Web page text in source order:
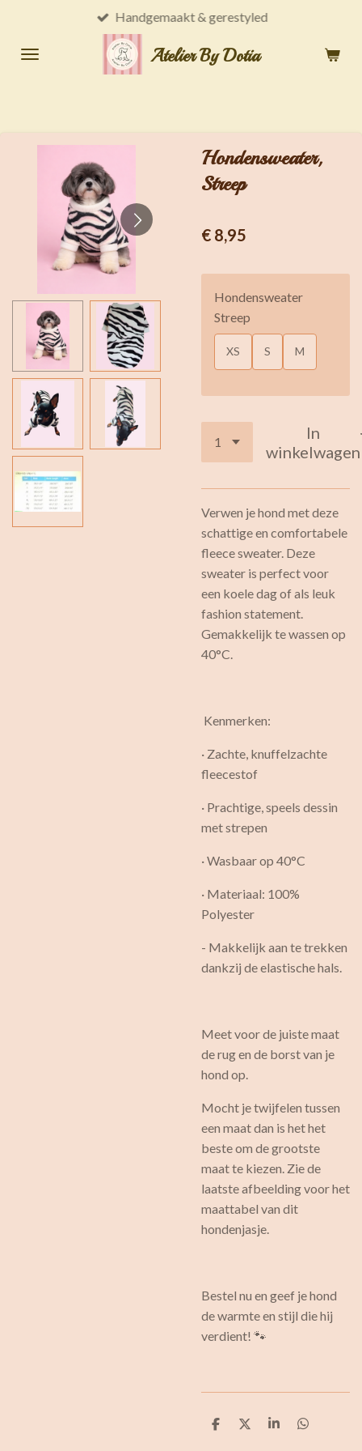
naar
Atelier By Dotia
Handgemaakt & gerestyled
Hondensweater,
Streep
€ 8,95
Hondensweater
Streep
XS S M
In
winkelwagen
Verwen je hond met deze
schattige en comfortabele
fleece sweater. Deze
sweater is perfect voor
een koele dag of als leuk
fashion statement.
Gemakkelijk te wassen op
40°C.
Kenmerken:
· Zachte, knuffelzachte
fleecestof
· Prachtige, speels dessin
met strepen
· Wasbaar op 40°C
· Materiaal: 100%
Polyester
- Makkelijk aan te trekken
dankzij de elastische hals.
Meet voor de juiste maat
de rug en de borst van je
hond op.
Mocht je twijfelen tussen
een maat dan is het het
beste om de grootste
maat te kiezen. Zie de
laatste afbeelding voor het
maattabel van dit
hondenjasje.
Bestel nu en geef je hond
de warmte en stijl die hij
verdient! 🐾
D
D
S
D